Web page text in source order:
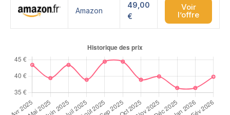
Amazon
49,00
€
Voir
l’offre